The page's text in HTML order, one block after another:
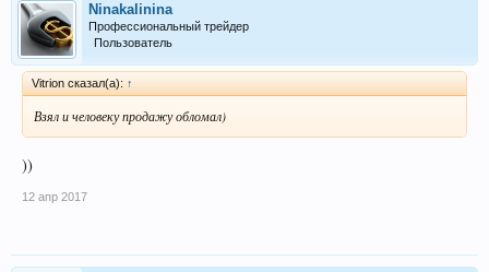
Ninakalinina
Профессиональный трейдер
Пользователь
Vitrion сказал(а): ↑
Взял и человеку продажу обломал)
))
12 апр 2017